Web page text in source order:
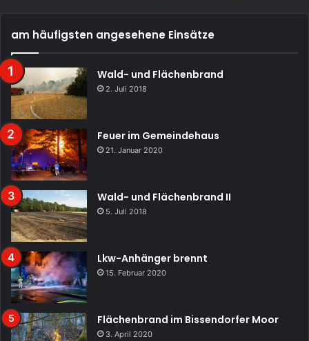
am häufigsten angesehene Einsätze
Wald- und Flächenbrand
2. Juli 2018
Feuer im Gemeindehaus
21. Januar 2020
Wald- und Flächenbrand II
5. Juli 2018
Lkw-Anhänger brennt
15. Februar 2020
Flächenbrand im Bissendorfer Moor
3. April 2020